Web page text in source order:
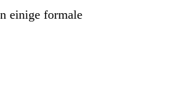
einige formale